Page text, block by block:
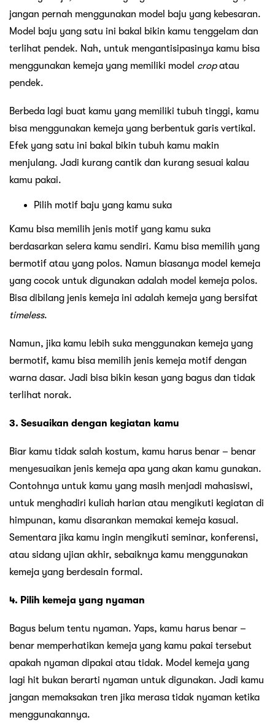
jangan pernah menggunakan model baju yang kebesaran.
Model baju yang satu ini bakal bikin kamu tenggelam dan
terlihat pendek. Nah, untuk mengantisipasinya kamu bisa
menggunakan kemeja yang memiliki model cropatau
pendek.
Berbeda lagi buat kamu yang memiliki tubuh tinggi, kamu
bisa menggunakan kemeja yang berbentuk garis vertikal.
Efek yang satu ini bakal bikin tubuh kamu makin
menjulang. Jadi kurang cantik dan kurang sesuai kalau
kamu pakai.
Pilih motif baju yang kamu suka
Kamu bisa memilih jenis motif yang kamu suka
berdasarkan selera kamu sendiri. Kamu bisa memilih yang
bermotif atau yang polos. Namun biasanya model kemeja
yang cocok untuk digunakan adalah model kemeja polos.
Bisa dibilang jenis kemeja ini adalah kemeja yang bersifat
timeless.
Namun, jika kamu lebih suka menggunakan kemeja yang
bermotif, kamu bisa memilih jenis kemeja motif dengan
warna dasar. Jadi bisa bikin kesan yang bagus dan tidak
terlihat norak.
3. Sesuaikan dengan kegiatan kamu
Biar kamu tidak salah kostum, kamu harus benar – benar
menyesuaikan jenis kemeja apa yang akan kamu gunakan.
Contohnya untuk kamu yang masih menjadi mahasiswi,
untuk menghadiri kuliah harian atau mengikuti kegiatan di
himpunan, kamu disarankan memakai kemeja kasual.
Sementara jika kamu ingin mengikuti seminar, konferensi,
atau sidang ujian akhir, sebaiknya kamu menggunakan
kemeja yang berdesain formal.
4. Pilih kemeja yang nyaman
Bagus belum tentu nyaman. Yaps, kamu harus benar –
benar memperhatikan kemeja yang kamu pakai tersebut
apakah nyaman dipakai atau tidak. Model kemeja yang
lagi hit bukan berarti nyaman untuk digunakan. Jadi kamu
jangan memaksakan tren jika merasa tidak nyaman ketika
menggunakannya.